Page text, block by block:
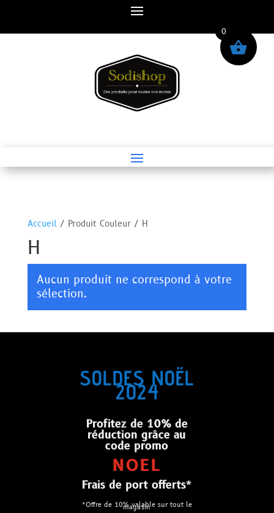
Accueil/ Produit Couleur / H
H
Aucun produit ne correspond à votre
sélection.
SOLDES NOËL
2024
Profitez de 10% de
réduction grâce au
code promo
NOEL
Frais de port offerts*
*Offre de 10% valable sur tout le
magasin
0